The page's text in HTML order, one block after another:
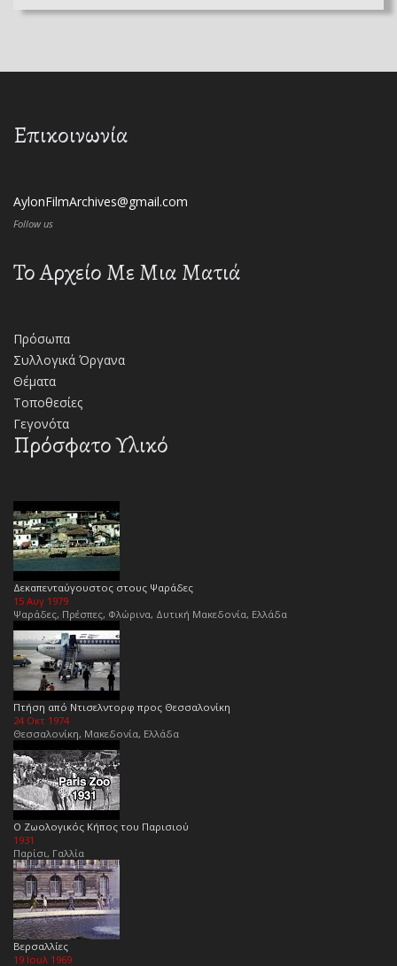
Επικοινωνία
AylonFilmArchives@gmail.com
Follow us
Το Αρχείο Με Μια Ματιά
Πρόσωπα
Συλλογικά Όργανα
Θέματα
Τοποθεσίες
Γεγονότα
Πρόσφατο Υλικό
Δεκαπενταύγουστος στους Ψαράδες
15 Αυγ 1979
Ψαράδες, Πρέσπες, Φλώρινα, Δυτική Μακεδονία, Ελλάδα
Πτήση από Ντισελντορφ προς Θεσσαλονίκη
24 Οκτ 1974
Θεσσαλονίκη, Μακεδονία, Ελλάδα
Ο Ζωολογικός Κήπος του Παρισιού
1931
Παρίσι, Γαλλία
Βερσαλλίες
19 Ιουλ 1969